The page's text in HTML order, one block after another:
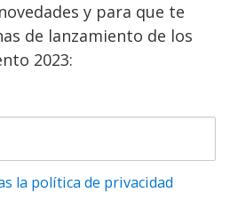
y para que te
de lanzamiento de los
2023:
la política de privacidad